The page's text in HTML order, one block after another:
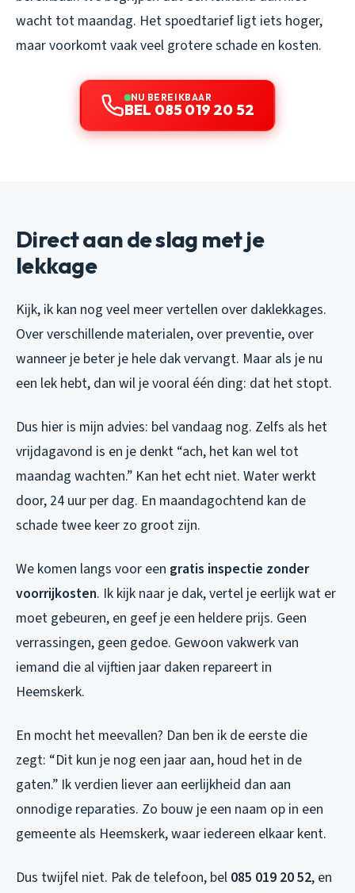
wacht tot maandag. Het spoedtarief ligt iets hoger,
maar voorkomt vaak veel grotere schade en kosten.
NU BEREIKBAAR
BEL 085 019 20 52
Direct aan de slag met je
lekkage
Kijk, ik kan nog veel meer vertellen over daklekkages.
Over verschillende materialen, over preventie, over
wanneer je beter je hele dak vervangt. Maar als je nu
een lek hebt, dan wil je vooral één ding: dat het stopt.
Dus hier is mijn advies: bel vandaag nog. Zelfs als het
vrijdagavond is en je denkt “ach, het kan wel tot
maandag wachten.” Kan het echt niet. Water werkt
door, 24 uur per dag. En maandagochtend kan de
schade twee keer zo groot zijn.
We komen langs voor een gratis inspectie zonder
voorrijkosten. Ik kijk naar je dak, vertel je eerlijk wat er
moet gebeuren, en geef je een heldere prijs. Geen
verrassingen, geen gedoe. Gewoon vakwerk van
iemand die al vijftien jaar daken repareert in
Heemskerk.
En mocht het meevallen? Dan ben ik de eerste die
zegt: “Dit kun je nog een jaar aan, houd het in de
gaten.” Ik verdien liever aan eerlijkheid dan aan
onnodige reparaties. Zo bouw je een naam op in een
gemeente als Heemskerk, waar iedereen elkaar kent.
Dus twijfel niet. Pak de telefoon, bel 085 019 20 52, en